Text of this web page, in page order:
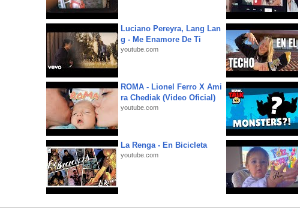
Luciano Pereyra, Lang Lan
g - Me Enamore De Ti
youtube.com
ROMA - Lionel Ferro X Ami
ra Chediak (Video Oficial)
youtube.com
La Renga - En Bicicleta
youtube.com